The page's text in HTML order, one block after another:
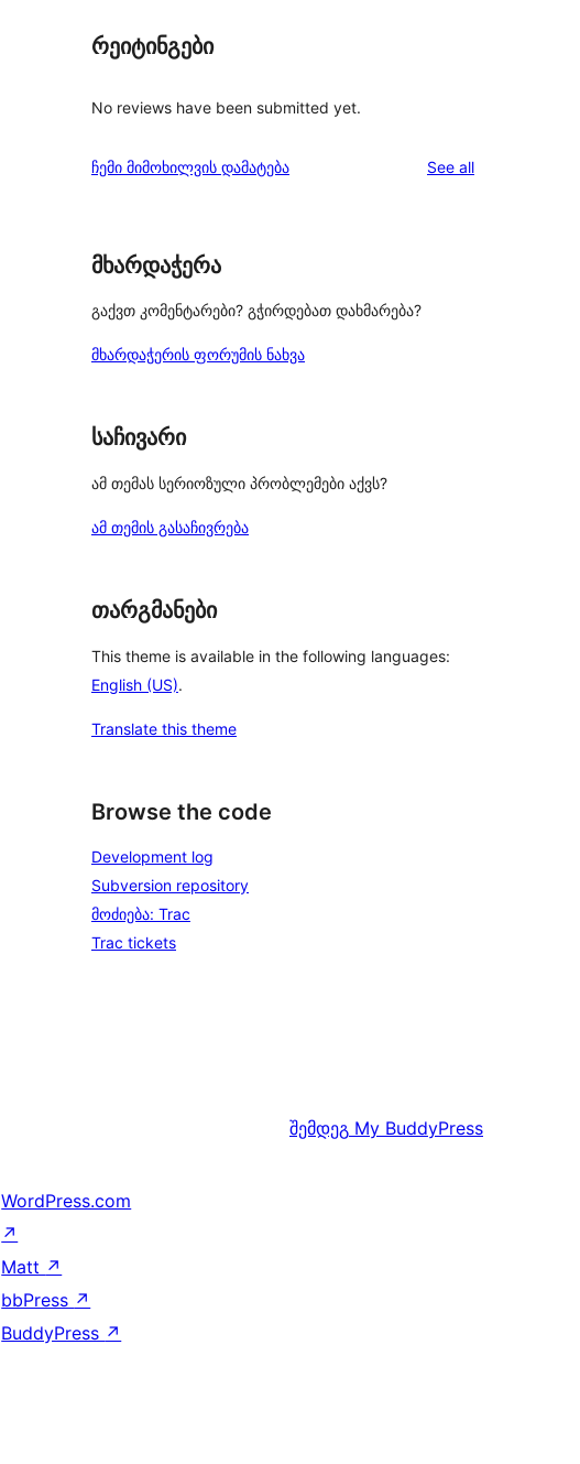
რეიტინგები
No reviews have been submitted yet.
ჩემი მიმოხილვის დამატება See allreviews
მხარდაჭერა
გაქვთ კომენტარები? გჭირდებათ დახმარება?
მხარდაჭერის ფორუმის ნახვა
საჩივარი
ამ თემას სერიოზული პრობლემები აქვს?
ამ თემის გასაჩივრება
თარგმანები
This theme is available in the following languages:
English (US).
Translate this theme
Browse the code
Development log
Subversion repository
მოძიება: Trac
Trac tickets
შემდეგ My BuddyPress
WordPress.com
↗
Matt ↗
bbPress ↗
BuddyPress ↗